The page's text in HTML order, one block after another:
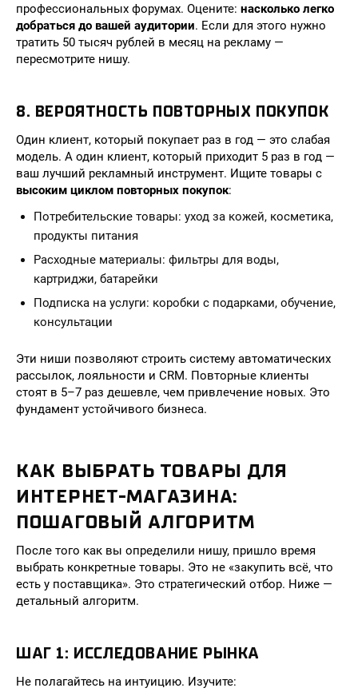
профессиональных форумах. Оцените: насколько легко
добраться до вашей аудитории. Если для этого нужно
тратить 50 тысяч рублей в месяц на рекламу —
пересмотрите нишу.
8. ВЕРОЯТНОСТЬ ПОВТОРНЫХ ПОКУПОК
Один клиент, который покупает раз в год — это слабая
модель. А один клиент, который приходит 5 раз в год —
ваш лучший рекламный инструмент. Ищите товары с
высоким циклом повторных покупок:
Потребительские товары: уход за кожей, косметика,
продукты питания
Расходные материалы: фильтры для воды,
картриджи, батарейки
Подписка на услуги: коробки с подарками, обучение,
консультации
Эти ниши позволяют строить систему автоматических
рассылок, лояльности и CRM. Повторные клиенты
стоят в 5–7 раз дешевле, чем привлечение новых. Это
фундамент устойчивого бизнеса.
КАК ВЫБРАТЬ ТОВАРЫ ДЛЯ
ИНТЕРНЕТ-МАГАЗИНА:
ПОШАГОВЫЙ АЛГОРИТМ
После того как вы определили нишу, пришло время
выбрать конкретные товары. Это не «закупить всё, что
есть у поставщика». Это стратегический отбор. Ниже —
детальный алгоритм.
ШАГ 1: ИССЛЕДОВАНИЕ РЫНКА
Не полагайтесь на интуицию. Изучите: